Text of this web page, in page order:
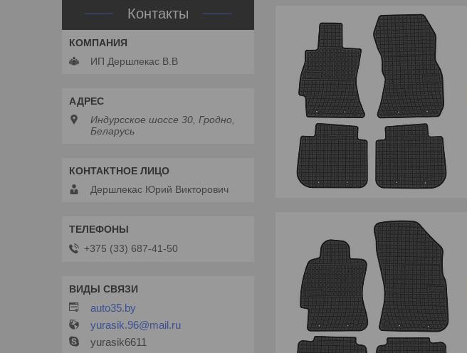
Контакты
ИП Дершлекас В.В
Индурсское шоссе 30, Гродно,
Беларусь
Дершлекас Юрий Викторович
+375 (33) 687-41-50
auto35.by
yurasik.96@mail.ru
yurasik6611